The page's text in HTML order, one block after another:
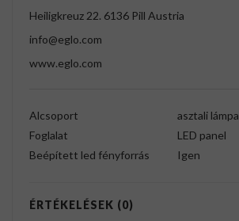
Heiligkreuz 22. 6136 Pill Austria
info@eglo.com
www.eglo.com
Alcsoport
asztali lámpa
Foglalat
LED panel
Beépített led fényforrás
Igen
ÉRTÉKELÉSEK (0)